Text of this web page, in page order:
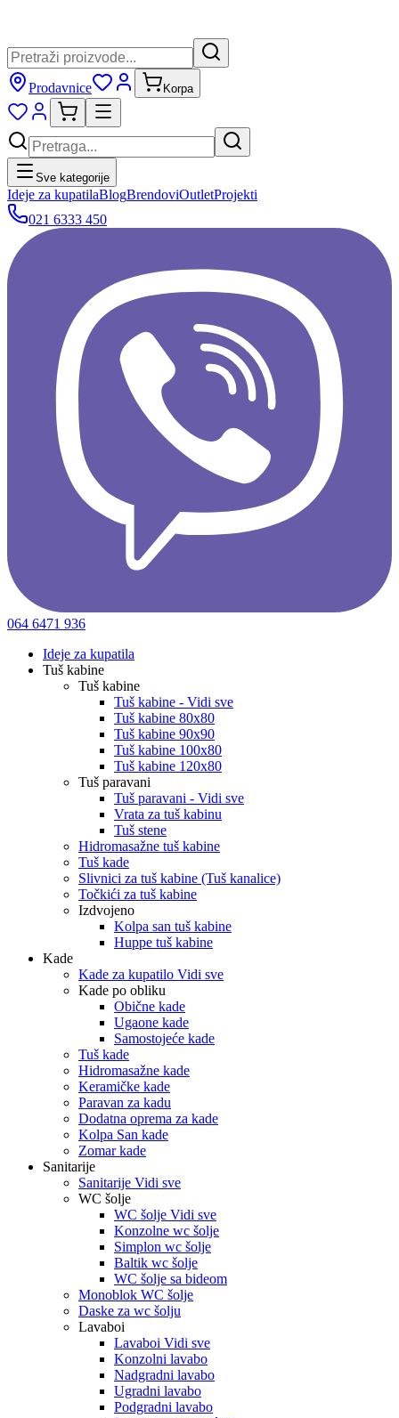
Prodavnice Korpa
Sve kategorije
Ideje za kupatilaBlogBrendoviOutletProjekti
021 6333 450
064 6471 936
Ideje za kupatila
Tuš kabine
Tuš kabine
Tuš kabine - Vidi sve
Tuš kabine 80x80
Tuš kabine 90x90
Tuš kabine 100x80
Tuš kabine 120x80
Tuš paravani
Tuš paravani - Vidi sve
Vrata za tuš kabinu
Tuš stene
Hidromasažne tuš kabine
Tuš kade
Slivnici za tuš kabine (Tuš kanalice)
Točkići za tuš kabine
Izdvojeno
Kolpa san tuš kabine
Huppe tuš kabine
Kade
Kade za kupatilo Vidi sve
Kade po obliku
Obične kade
Ugaone kade
Samostojeće kade
Tuš kade
Hidromasažne kade
Keramičke kade
Paravan za kadu
Dodatna oprema za kade
Kolpa San kade
Zomar kade
Sanitarije
Sanitarije Vidi sve
WC šolje
WC šolje Vidi sve
Konzolne wc šolje
Simplon wc šolje
Baltik wc šolje
WC šolje sa bideom
Monoblok WC šolje
Daske za wc šolju
Lavaboi
Lavaboi Vidi sve
Konzolni lavabo
Nadgradni lavabo
Ugradni lavabo
Podgradni lavabo